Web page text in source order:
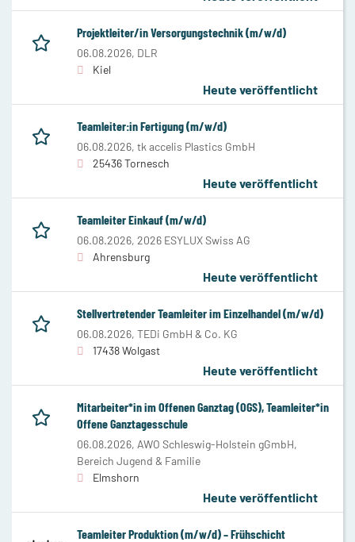
Projektleiter/in Versorgungstechnik (m/w/d)
06.08.2026, DLR
Kiel
Heute veröffentlicht
Teamleiter:in Fertigung (m/w/d)
06.08.2026, tk accelis Plastics GmbH
25436 Tornesch
Heute veröffentlicht
Teamleiter Einkauf (m/w/d)
06.08.2026, 2026 ESYLUX Swiss AG
Ahrensburg
Heute veröffentlicht
Stellvertretender Teamleiter im Einzelhandel (m/w/d)
06.08.2026, TEDi GmbH & Co. KG
17438 Wolgast
Heute veröffentlicht
Mitarbeiter*in im Offenen Ganztag (OGS), Teamleiter*in
Offene Ganztagesschule
06.08.2026, AWO Schleswig-Holstein gGmbH,
Bereich Jugend & Familie
Elmshorn
Heute veröffentlicht
Teamleiter Produktion (m/w/d) – Frühschicht